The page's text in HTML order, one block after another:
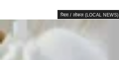
जिला / लोकल (LOCAL NEWS)